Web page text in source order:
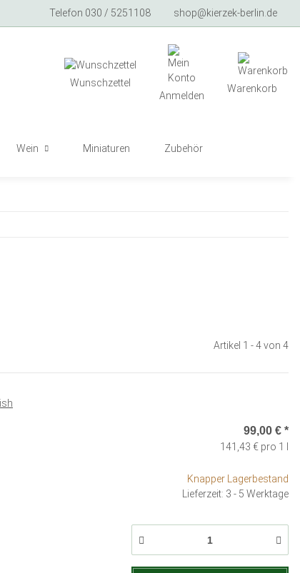
Telefon 030 / 5251108 shop@kierzek-berlin.de
Wunschzettel
Anmelden
Warenkorb
Wein Miniaturen Zubehör
Artikel 1 - 4 von 4
99,00 € *
141,43 € pro 1 l
Knapper Lagerbestand
Lieferzeit: 3 - 5 Werktage